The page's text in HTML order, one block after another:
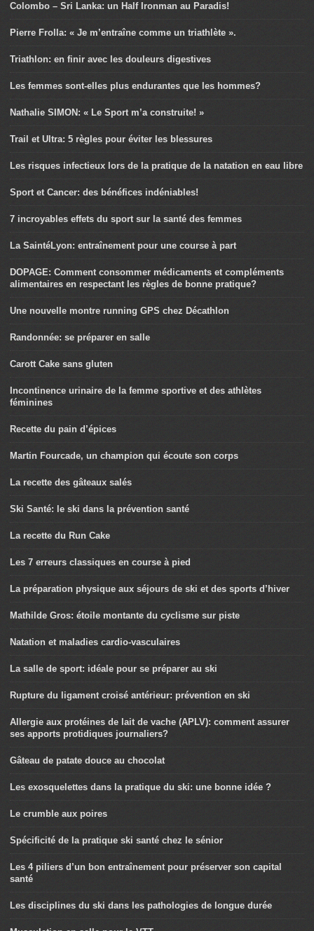
Colombo – Sri Lanka: un Half Ironman au Paradis!
Pierre Frolla: « Je m’entraîne comme un triathlète ».
Triathlon: en finir avec les douleurs digestives
Les femmes sont-elles plus endurantes que les hommes?
Nathalie SIMON: « Le Sport m’a construite! »
Trail et Ultra: 5 règles pour éviter les blessures
Les risques infectieux lors de la pratique de la natation en eau libre
Sport et Cancer: des bénéfices indéniables!
7 incroyables effets du sport sur la santé des femmes
La SaintéLyon: entraînement pour une course à part
DOPAGE: Comment consommer médicaments et compléments
alimentaires en respectant les règles de bonne pratique?
Une nouvelle montre running GPS chez Décathlon
Randonnée: se préparer en salle
Carott Cake sans gluten
Incontinence urinaire de la femme sportive et des athlètes
féminines
Recette du pain d’épices
Martin Fourcade, un champion qui écoute son corps
La recette des gâteaux salés
Ski Santé: le ski dans la prévention santé
La recette du Run Cake
Les 7 erreurs classiques en course à pied
La préparation physique aux séjours de ski et des sports d’hiver
Mathilde Gros: étoile montante du cyclisme sur piste
Natation et maladies cardio-vasculaires
La salle de sport: idéale pour se préparer au ski
Rupture du ligament croisé antérieur: prévention en ski
Allergie aux protéines de lait de vache (APLV): comment assurer
ses apports protidiques journaliers?
Gâteau de patate douce au chocolat
Les exosquelettes dans la pratique du ski: une bonne idée ?
Le crumble aux poires
Spécificité de la pratique ski santé chez le sénior
Les 4 piliers d’un bon entraînement pour préserver son capital
santé
Les disciplines du ski dans les pathologies de longue durée